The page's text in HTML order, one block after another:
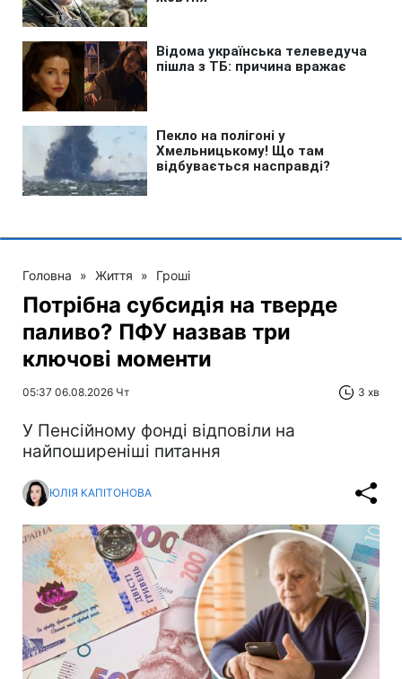
Головна » Життя » Гроші
Потрібна субсидія на тверде
паливо? ПФУ назвав три
ключові моменти
05:37 06.08.2026 Чт 3 хв
У Пенсійному фонді відповіли на
найпоширеніші питання
ЮЛІЯ КАПІТОНОВА